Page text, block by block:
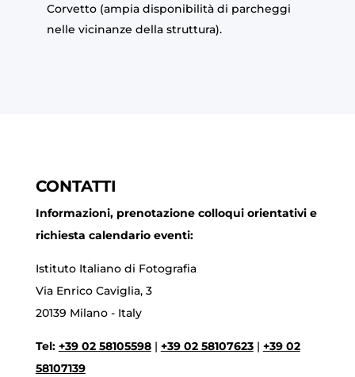
Corvetto (ampia disponibilità di parcheggi
nelle vicinanze della struttura).
CONTATTI
Informazioni, prenotazione colloqui orientativi e
richiesta calendario eventi:
Istituto Italiano di Fotografia
Via Enrico Caviglia, 3
20139 Milano - Italy
Tel: +39 02 58105598| +39 02 58107623| +39 02
58107139